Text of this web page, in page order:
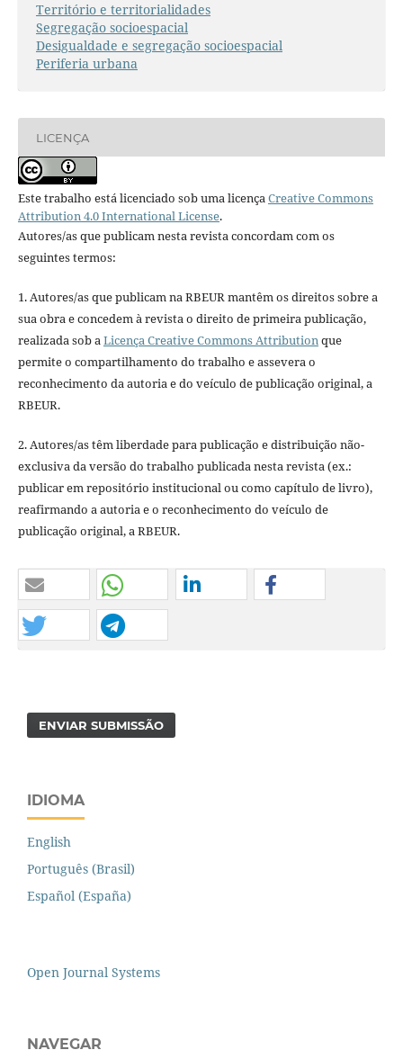
Território e territorialidades
Segregação socioespacial
Desigualdade e segregação socioespacial
Periferia urbana
LICENÇA
Este trabalho está licenciado sob uma licençaCreative Commons
Attribution 4.0 International License.
Autores/as que publicam nesta revista concordam com os
seguintes termos:
1. Autores/as que publicam na RBEUR mantêm os direitos sobre a
sua obra e concedem à revista o direito de primeira publicação,
realizada sob aLicença Creative Commons Attributionque
permite o compartilhamento do trabalho e assevera o
reconhecimento da autoria e do veículo de publicação original, a
RBEUR.
2. Autores/as têm liberdade para publicação e distribuição não-
exclusiva da versão do trabalho publicada nesta revista (ex.:
publicar em repositório institucional ou como capítulo de livro),
reafirmando a autoria e o reconhecimento do veículo de
publicação original, a RBEUR.
ENVIAR SUBMISSÃO
IDIOMA
English
Português (Brasil)
Español (España)
Open Journal Systems
NAVEGAR